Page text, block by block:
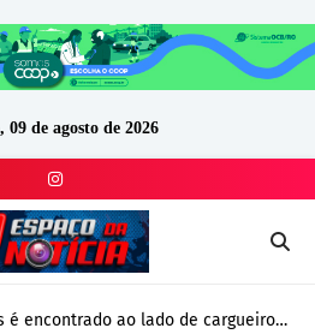
09 de agosto de 2026
é encontrado ao lado de cargueiro